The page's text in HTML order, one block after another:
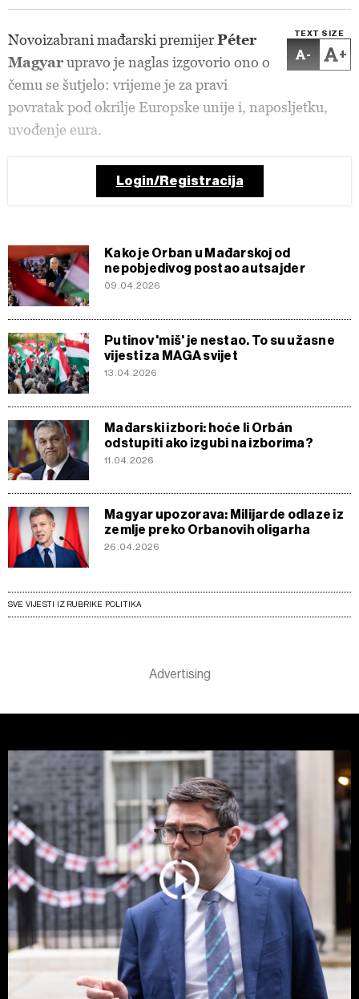
TEXT SIZE
- +
Novoizabrani mađarski premijerPéter
Magyarupravo je naglas izgovorio ono o
čemu se šutjelo: vrijeme je za pravi
povratak pod okrilje Europske unije i, naposljetku,
uvođenje eura.
Login/Registracija
Kako je Orban u Mađarskoj od
nepobjedivog postao autsajder
09.04.2026
Putinov 'miš' je nestao. To su užasne
vijesti za MAGA svijet
13.04.2026
Mađarski izbori: hoće li Orbán
odstupiti ako izgubi na izborima?
11.04.2026
Magyar upozorava: Milijarde odlaze iz
zemlje preko Orbanovih oligarha
26.04.2026
SVE VIJESTI IZ RUBRIKE POLITIKA